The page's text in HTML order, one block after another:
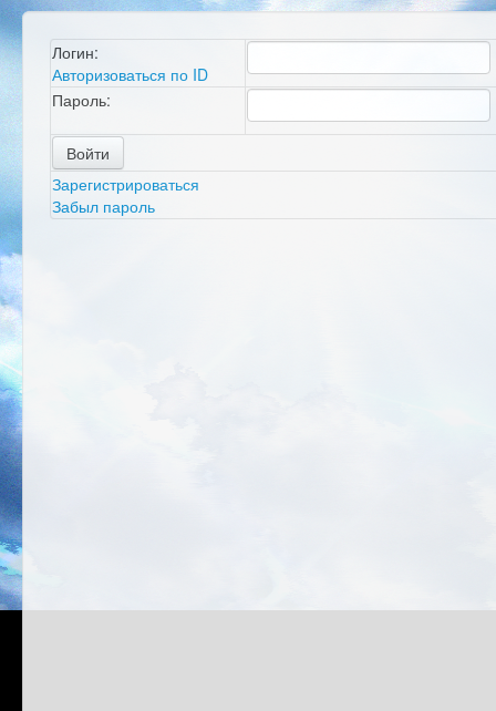
Логин:
Авторизоваться по ID
Пароль:
Войти
Зарегистрироваться
Забыл пароль